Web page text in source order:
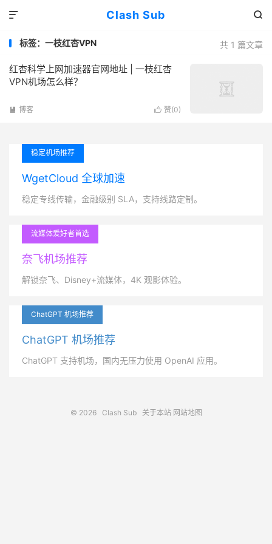
Clash Sub 

共 1 篇文章
标签：一枝红杏VPN
红杏科学上网加速器官网地址 | 一枝红杏
VPN机场怎么样？
 赞(0)
 博客
稳定机场推荐
WgetCloud 全球加速
稳定专线传输，金融级别 SLA，支持线路定制。
流媒体爱好者首选
奈飞机场推荐
解锁奈飞、Disney+流媒体，4K 观影体验。
ChatGPT 机场推荐
ChatGPT 机场推荐
ChatGPT 支持机场，国内无压力使用 OpenAI 应用。
© 2026 Clash Sub 关于本站 网站地图